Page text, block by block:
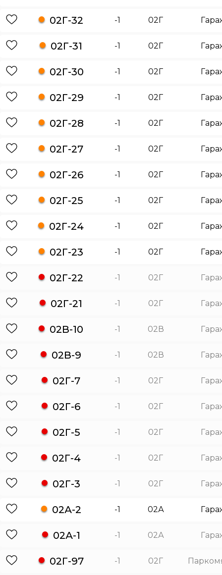
02Г-32 -1 02Г
02Г-31 -1 02Г
02Г-30 -1 02Г
02Г-29 -1 02Г
02Г-28 -1 02Г
02Г-27 -1 02Г
02Г-26 -1 02Г
02Г-25 -1 02Г
02Г-24 -1 02Г
02Г-23 -1 02Г
02Г-22 -1 02Г
02Г-21 -1 02Г
02В-10 -1 02В
02В-9 -1 02В
02Г-7 -1 02Г
02Г-6 -1 02Г
02Г-5 -1 02Г
02Г-4 -1 02Г
02Г-3 -1 02Г
02А-2 -1 02А
02А-1 -1 02А
02Г-97 -1 02Г